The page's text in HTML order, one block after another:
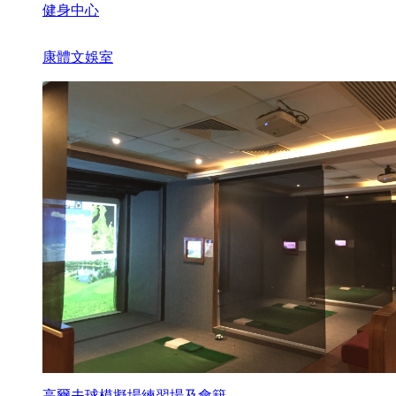
健身中心
康體文娛室